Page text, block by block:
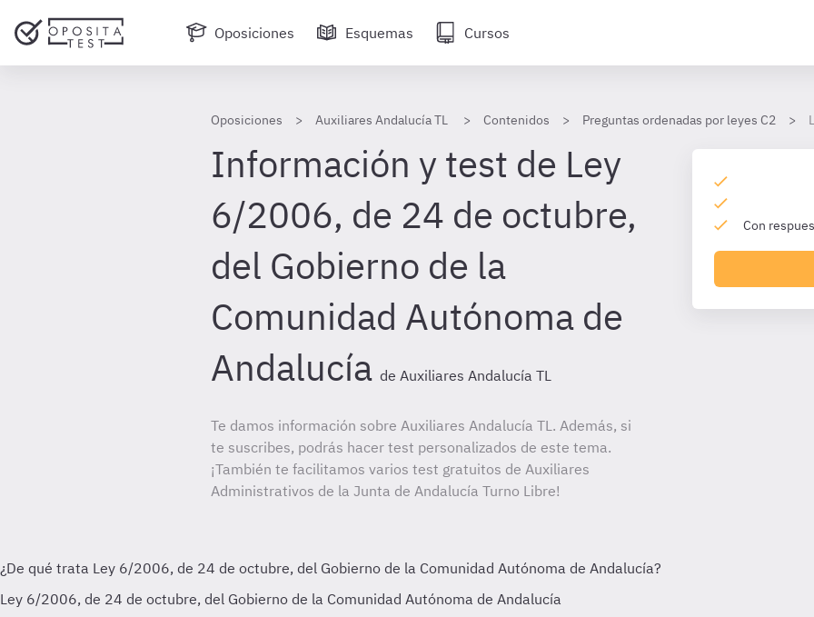
Oposiciones Esquemas Cursos
Oposiciones Auxiliares Andalucía TL Contenidos Preguntas ordenadas por leyes C2
Información y test de Ley
6/2006, de 24 de octubre,
del Gobierno de la
Comunidad Autónoma de
Andalucía de Auxiliares Andalucía TL
Te damos información sobre Auxiliares Andalucía TL. Además, si
te suscribes, podrás hacer test personalizados de este tema.
¡También te facilitamos varios test gratuitos de Auxiliares
Administrativos de la Junta de Andalucía Turno Libre!
Con